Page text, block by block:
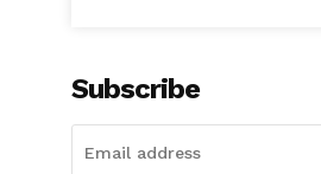
Subscribe